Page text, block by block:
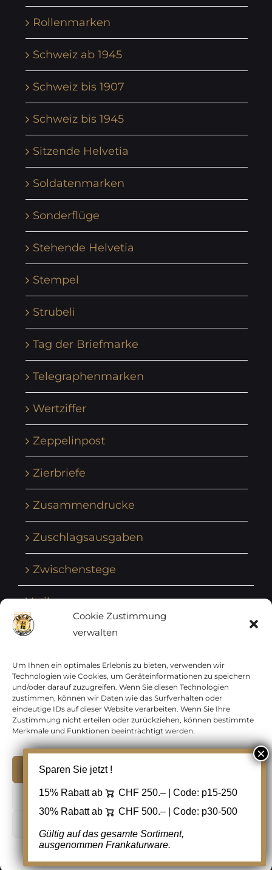
Cookie Zustimmung
verwalten
Um Ihnen ein optimales Erlebnis zu bieten, verwenden wir
Technologien wie Cookies, um Geräteinformationen zu speichern
und/oder darauf zuzugreifen. Wenn Sie diesen Technologien
zustimmen, können wir Daten wie das Surfverhalten oder
eindeutige IDs auf dieser Website verarbeiten. Wenn Sie Ihre
Zustimmung nicht erteilen oder zurückziehen, können bestimmte
Merkmale und Funktionen beeinträchtigt werden.
Ablehnen
Rollenmarken
Schweiz ab 1945
Schweiz bis 1907
Schweiz bis 1945
Sitzende Helvetia
Soldatenmarken
Sonderflüge
Stehende Helvetia
Stempel
Strubeli
Tag der Briefmarke
Telegraphenmarken
Wertziffer
Zeppelinpost
Zierbriefe
Zusammendrucke
Zuschlagsausgaben
Zwischenstege
Vatikan
Vereinte Nationen
Vorphilatelie
Zensurbelege Österreich
Zensurbelege Schweiz
Copyright 2012 - 2024 URAY GmbH | All Rights
Reserved |
PCI Data Security Standards |
Facebook
Sparen Sie jetzt !
15% Rabatt ab CHF 250.– | Code: p15-250
30% Rabatt ab
CHF 500.– | Code: p30-500
Gültig auf das gesamte Sortiment,
ausgenommen Frankaturware.